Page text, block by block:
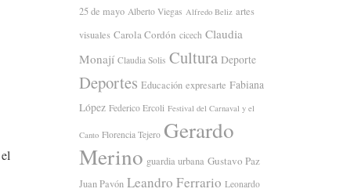
25 de mayo Alberto Viegas Alfredo Beliz artes
visuales Carola Cordón cicech Claudia
Monají Claudia Solis Cultura Deporte
Deportes Educación expresarte Fabiana
López Federico Ercoli Festival del Carnaval y el
Canto Florencia Tejero Gerardo
Merino guardia urbana Gustavo Paz
Juan Pavón Leandro Ferrario Leonardo